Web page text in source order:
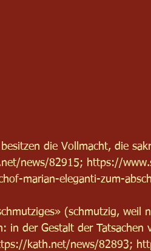
die Vollmacht, die
news/82915; https://
marian-eleganti-zum-
(schmutzig, weil
in der Gestalt der Tatsachen
kath.net/news/82893;